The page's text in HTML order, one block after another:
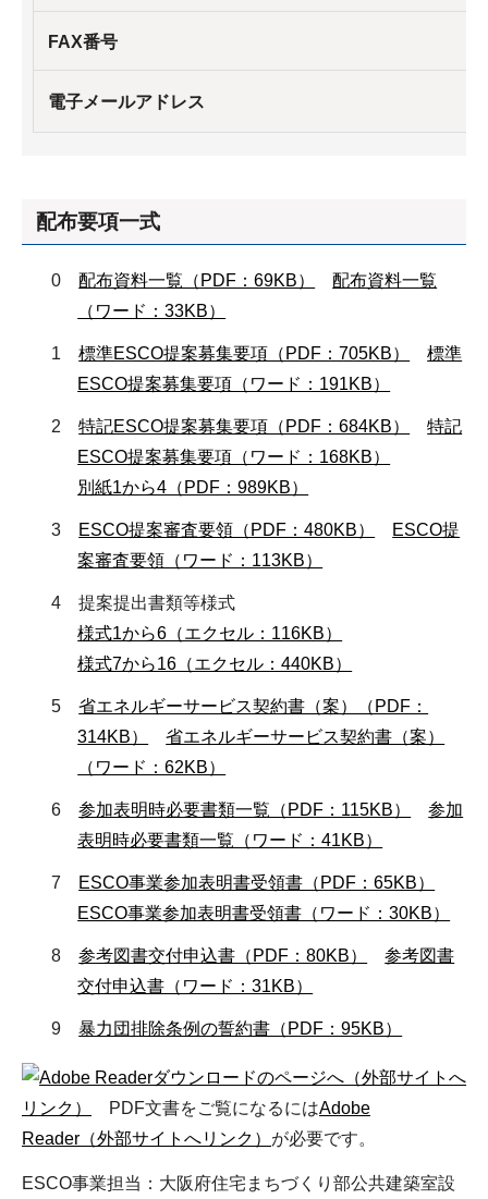
FAX番号
電子メールアドレス
配布要項一式
0配布資料一覧（PDF：69KB）
配布資料一覧
（ワード：33KB）
1標準ESCO提案募集要項（PDF：705KB）
標準
ESCO提案募集要項（ワード：191KB）
2特記ESCO提案募集要項（PDF：684KB）
特記
ESCO提案募集要項（ワード：168KB）
別紙1から4（PDF：989KB）
3 ESCO提案審査要領（PDF：480KB）
ESCO提
案審査要領（ワード：113KB）
4 提案提出書類等様式
様式1から6（エクセル：116KB）
様式7から16（エクセル：440KB）
5省エネルギーサービス契約書（案）（PDF：
314KB）
省エネルギーサービス契約書（案）
（ワード：62KB）
6参加表明時必要書類一覧（PDF：115KB）
参加
表明時必要書類一覧（ワード：41KB）
7
ESCO事業参加表明書受領書（PDF：65KB）
ESCO事業参加表明書受領書（ワード：30KB）
8参考図書交付申込書（PDF：80KB）
参考図書
交付申込書（ワード：31KB）
9暴力団排除条例の誓約書（PDF：95KB）
（外部サイトへ
リンク）
PDF文書をご覧になるにはAdobe
Reader（外部サイトへリンク） が必要です。
ESCO事業担当：大阪府住宅まちづくり部公共建築室設